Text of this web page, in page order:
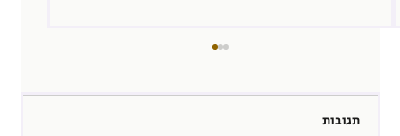
תגובות